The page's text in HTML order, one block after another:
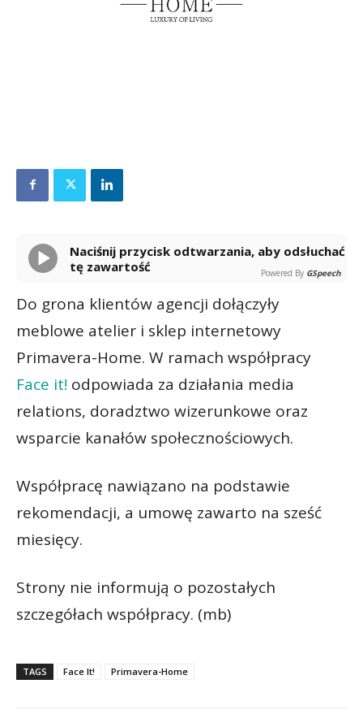
Naciśnij przycisk odtwarzania, aby odsłuchać
tę zawartość
Powered By GSpeech
Do grona klientów agencji dołączyły
meblowe atelier i sklep internetowy
Primavera-Home. W ramach współpracy
Face it! odpowiada za działania media
relations, doradztwo wizerunkowe oraz
wsparcie kanałów społecznościowych.
Współpracę nawiązano na podstawie
rekomendacji, a umowę zawarto na sześć
miesięcy.
Strony nie informują o pozostałych
szczegółach współpracy. (mb)
TAGS Face It! Primavera-Home